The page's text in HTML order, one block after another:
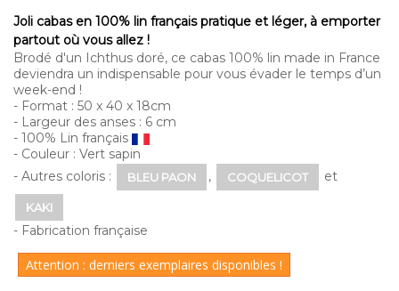
Joli cabas en 100% lin français pratique et léger, à emporter
partout où vous allez !
Brodé d'un Ichthus doré, ce cabas 100% lin made in France
deviendra un indispensable pour vous évader le temps d’un
week-end !
- Format : 50 x 40 x 18cm
- Largeur des anses : 6 cm
- 100% Lin français
- Couleur : Vert sapin
- Autres coloris :
BLEU PAON , COQUELICOT et
KAKI
- Fabrication française
Attention : derniers exemplaires disponibles !